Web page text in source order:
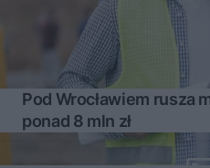
Pod Wrocławiem rusza
ponad 8 mln zł